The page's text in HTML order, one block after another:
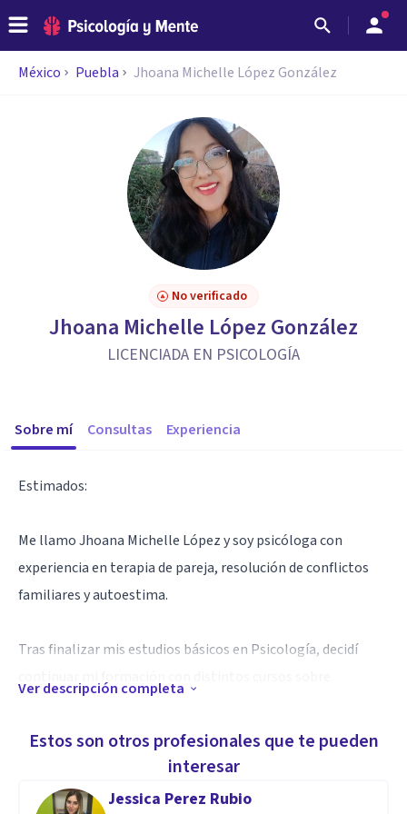
México Puebla Jhoana Michelle López González
No verificado
Jhoana Michelle López González
LICENCIADA EN PSICOLOGÍA
Sobre mí Consultas Experiencia
Estimados:
Me llamo Jhoana Michelle López y soy psicóloga con
experiencia en terapia de pareja, resolución de conflictos
familiares y autoestima.
Tras finalizar mis estudios básicos en Psicología, decidí
He trabajado en distintas empresas privadas y
desempeñandome como psicóloga independiente.
Además de la atención personalizada en terapia, he
Ver descripción completa
Estos son otros profesionales que te pueden
interesar
Jessica Perez Rubio